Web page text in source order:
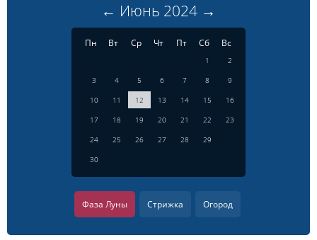
← Июнь 2024 →
Пн Вт Ср Чт Пт Сб Вс
1
2
3
4 5 6 7 8
9
10
11 12 13 14 15
16
17
18 19 20 21 22
23
24
25 26 27 28
29
30
Фаза Луны Стрижка Огород